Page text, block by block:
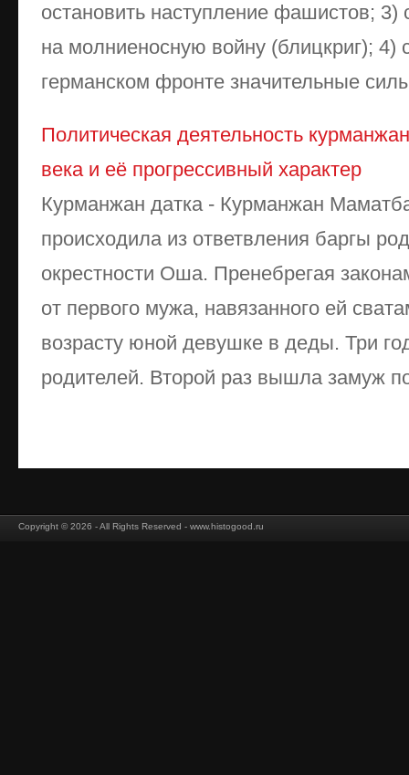
остановить наступление фашистов; 3)
на молниеносную войну (блицкриг); 4)
германском фронте значительные
Политическая деятельность
века и её прогрессивный характер
Курманжан датка - Курманжан
происходила из ответвления баргы
окрестности Оша. Пренебрегая
от первого мужа, навязанного ей
возрасту юной девушке в деды. Три
родителей. Второй раз вышла замуж
Copyright © 2026 - All Rights Reserved - www.histogood.ru